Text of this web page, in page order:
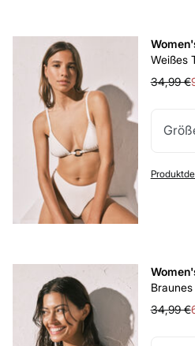
Weißes
34,99 €
34,99 €